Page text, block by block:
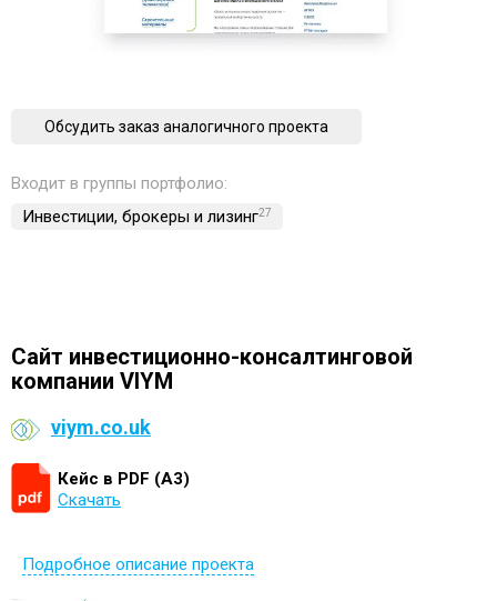
Обсудить заказ аналогичного проекта
Входит в группы портфолио:
Инвестиции, брокеры и лизинг27
Cайт инвестиционно-консалтинговой
компании VIYM
viym.co.uk
Кейс в PDF (А3)
Скачать
Подробное описание проекта